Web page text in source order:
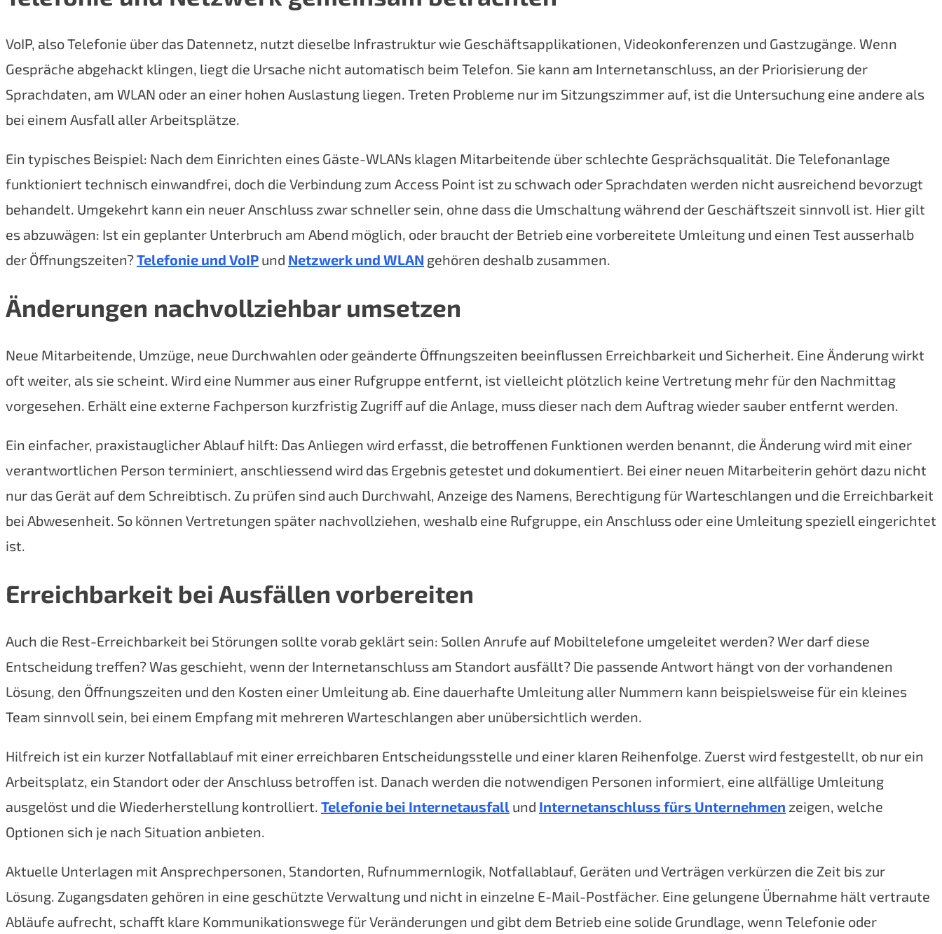
VoIP, also Telefonie über das Datennetz, nutzt dieselbe Infrastruktur wie Geschäftsapplikationen, Videokonferenzen und Gastzugänge. Wenn
Gespräche abgehackt klingen, liegt die Ursache nicht automatisch beim Telefon. Sie kann am Internetanschluss, an der Priorisierung der
Sprachdaten, am WLAN oder an einer hohen Auslastung liegen. Treten Probleme nur im Sitzungszimmer auf, ist die Untersuchung eine andere als
bei einem Ausfall aller Arbeitsplätze.
Ein typisches Beispiel: Nach dem Einrichten eines Gäste-WLANs klagen Mitarbeitende über schlechte Gesprächsqualität. Die Telefonanlage
funktioniert technisch einwandfrei, doch die Verbindung zum Access Point ist zu schwach oder Sprachdaten werden nicht ausreichend bevorzugt
behandelt. Umgekehrt kann ein neuer Anschluss zwar schneller sein, ohne dass die Umschaltung während der Geschäftszeit sinnvoll ist. Hier gilt
es abzuwägen: Ist ein geplanter Unterbruch am Abend möglich, oder braucht der Betrieb eine vorbereitete Umleitung und einen Test ausserhalb
der Öffnungszeiten?Telefonie und VoIP und Netzwerk und WLAN gehören deshalb zusammen.
Änderungen nachvollziehbar umsetzen
Neue Mitarbeitende, Umzüge, neue Durchwahlen oder geänderte Öffnungszeiten beeinflussen Erreichbarkeit und Sicherheit. Eine Änderung wirkt
oft weiter, als sie scheint. Wird eine Nummer aus einer Rufgruppe entfernt, ist vielleicht plötzlich keine Vertretung mehr für den Nachmittag
vorgesehen. Erhält eine externe Fachperson kurzfristig Zugriff auf die Anlage, muss dieser nach dem Auftrag wieder sauber entfernt werden.
Ein einfacher, praxistauglicher Ablauf hilft: Das Anliegen wird erfasst, die betroffenen Funktionen werden benannt, die Änderung wird mit einer
verantwortlichen Person terminiert, anschliessend wird das Ergebnis getestet und dokumentiert. Bei einer neuen Mitarbeiterin gehört dazu nicht
nur das Gerät auf dem Schreibtisch. Zu prüfen sind auch Durchwahl, Anzeige des Namens, Berechtigung für Warteschlangen und die Erreichbarkeit
bei Abwesenheit. So können Vertretungen später nachvollziehen, weshalb eine Rufgruppe, ein Anschluss oder eine Umleitung speziell eingerichtet
ist.
Erreichbarkeit bei Ausfällen vorbereiten
Auch die Rest-Erreichbarkeit bei Störungen sollte vorab geklärt sein: Sollen Anrufe auf Mobiltelefone umgeleitet werden? Wer darf diese
Entscheidung treffen? Was geschieht, wenn der Internetanschluss am Standort ausfällt? Die passende Antwort hängt von der vorhandenen
Lösung, den Öffnungszeiten und den Kosten einer Umleitung ab. Eine dauerhafte Umleitung aller Nummern kann beispielsweise für ein kleines
Team sinnvoll sein, bei einem Empfang mit mehreren Warteschlangen aber unübersichtlich werden.
Hilfreich ist ein kurzer Notfallablauf mit einer erreichbaren Entscheidungsstelle und einer klaren Reihenfolge. Zuerst wird festgestellt, ob nur ein
Arbeitsplatz, ein Standort oder der Anschluss betroffen ist. Danach werden die notwendigen Personen informiert, eine allfällige Umleitung
ausgelöst und die Wiederherstellung kontrolliert. Telefonie bei Internetausfall und Internetanschluss fürs Unternehmen zeigen, welche
Optionen sich je nach Situation anbieten.
Aktuelle Unterlagen mit Ansprechpersonen, Standorten, Rufnummernlogik, Notfallablauf, Geräten und Verträgen verkürzen die Zeit bis zur
Lösung. Zugangsdaten gehören in eine geschützte Verwaltung und nicht in einzelne E-Mail-Postfächer. Eine gelungene Übernahme hält vertraute
Abläufe aufrecht, schafft klare Kommunikationswege für Veränderungen und gibt dem Betrieb eine solide Grundlage, wenn Telefonie oder